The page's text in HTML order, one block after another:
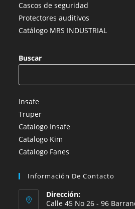
Cascos de seguridad
Protectores auditivos
Catálogo MRS INDUSTRIAL
Buscar
Insafe
Truper
Catalogo Insafe
Catalogo Kim
Catalogo Fanes
Información De Contacto
Dirección:
Calle 45 No 26 - 96